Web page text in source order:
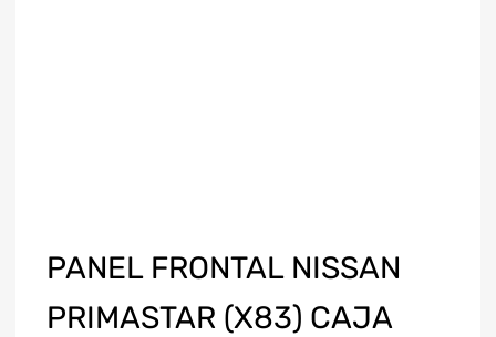
PANEL FRONTAL NISSAN
PRIMASTAR (X83) CAJA